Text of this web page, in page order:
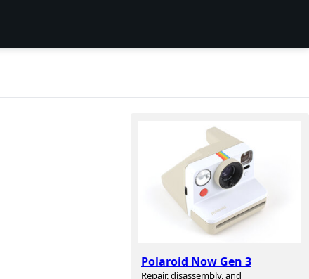
Polaroid Now Gen 3
Repair, disassembly, and